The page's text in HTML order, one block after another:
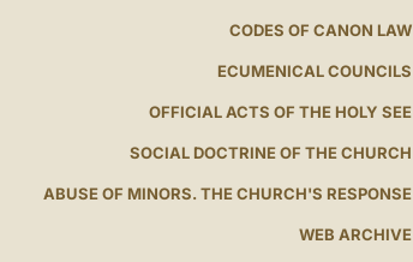
CODES OF CANON LAW
ECUMENICAL COUNCILS
OFFICIAL ACTS OF THE HOLY SEE
SOCIAL DOCTRINE OF THE CHURCH
ABUSE OF MINORS. THE CHURCH'S RESPONSE
WEB ARCHIVE